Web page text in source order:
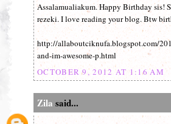
Assalamualiakum. Happy Birthday sis!
rezeki. I love reading your blog. Btw
http://allaboutciknufa.blogspot.com/
and-im-awesome-p.html
OCTOBER 9, 2012 AT 1:16 AM
Zila said...